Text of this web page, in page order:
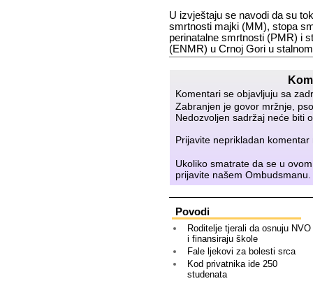
U iz­vje­šta­ju se na­vo­di da su
smrt­no­sti maj­ki (MM), sto­pa
pe­ri­na­tal­ne smrt­no­sti (PMR) i
(EN­MR) u Cr­noj Go­ri u
Komentari se objavljuju sa
Zabranjen je govor mržnje,
Nedozvoljen sadržaj neće biti
Prijavite neprikladan
Ukoliko smatrate da se u
prijavite našemOmbudsmanu
Povodi
Roditelje tjerali da osnuju NVO
i finansiraju škole
Fale ljekovi za bolesti srca
Kod privatnika ide 250
studenata